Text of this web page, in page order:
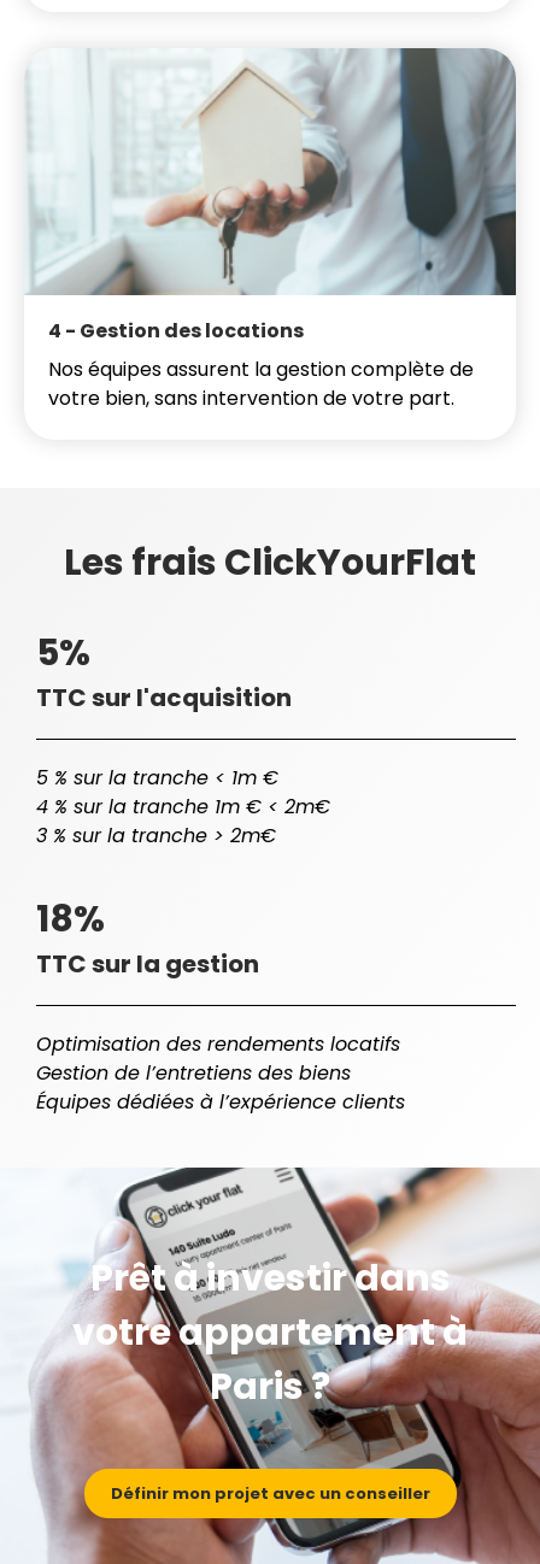
4 - Gestion des locations
Nos équipes assurent la gestion complète de
votre bien, sans intervention de votre part.
Les frais ClickYourFlat
5%
TTC sur l'acquisition
5 % sur la tranche < 1m €
4 % sur la tranche 1m € < 2m€
3 % sur la tranche > 2m€
18%
TTC sur la gestion
Optimisation des rendements locatifs
Gestion de l’entretiens des biens
Équipes dédiées à l’expérience clients
Prêt à investir dans
votre appartement à
Paris ?
Définir mon projet avec un conseiller